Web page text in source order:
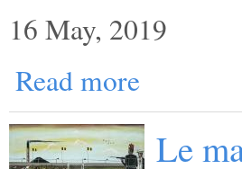
16 May, 2019
Read more
Le